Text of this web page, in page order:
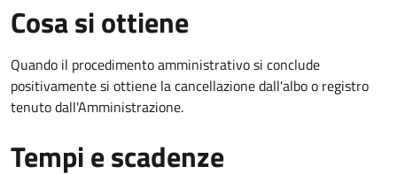
Cosa si ottiene
Quando il procedimento amministrativo si conclude
positivamente si ottiene la cancellazione dall'albo o registro
tenuto dall'Amministrazione.
Tempi e scadenze